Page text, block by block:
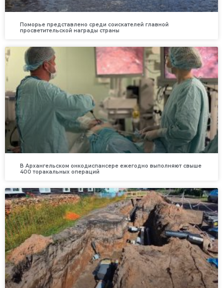
Поморье представлено среди соискателей главной
просветительской награды страны
В Архангельском онкодиспансере ежегодно выполняют свыше
400 торакальных операций